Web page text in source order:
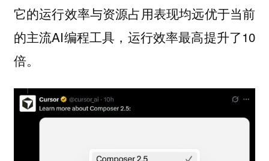
它的运行效率与资源占用表现均远优于当前
的主流AI编程工具，运行效率最高提升了10
倍。